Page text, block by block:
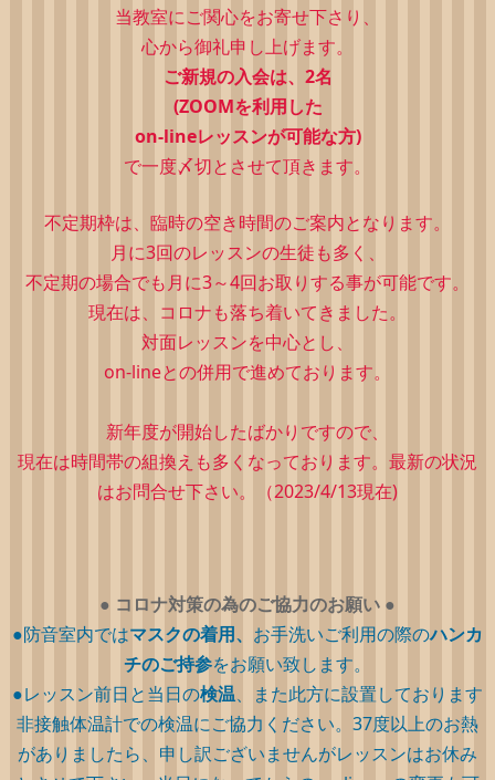
当教室にご関心をお寄せ下さり、
心から御礼申し上げます。
ご新規の入会は、2名
(ZOOMを利用した
on-lineレッスンが可能な方)
で一度〆切とさせて頂きます。
不定期枠は、 臨時の空き時間のご案内となります。
月に3回のレッスンの生徒も多く、
不定期の場合でも月に3～4回お取りする事が可能です。
現在は、コロナも落ち着いてきました。
対面レッスンを中心とし、
on-lineとの併用で進めております。
新年度が開始したばかりですので、
現在は時間帯の組換えも多くなっております。最新の状況
はお問合せ下さい。（2023/4/13現在)
● コロナ対策の為のご協力のお願い ●
●防音室内ではマスクの着用、 お手洗いご利用の際のハンカ
チのご持参をお願い致します。
●レッスン前日と当日の検温、また此方に設置しております
非接触体温計での検温にご協力ください。37度以上のお熱
がありましたら、申し訳ございませんがレッスンはお休み